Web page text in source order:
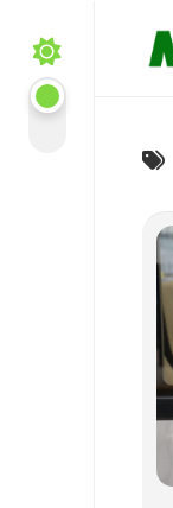
content